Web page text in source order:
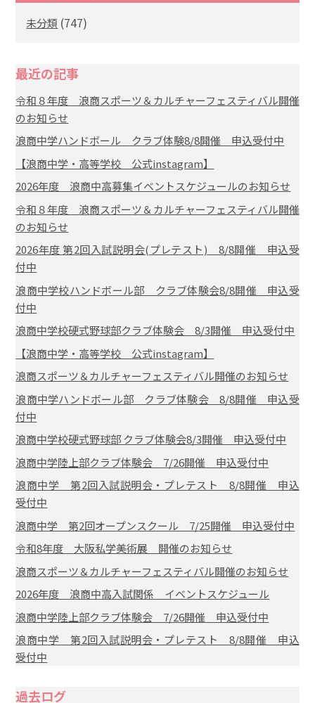
未分類 (747)
最近の記事
令和８年度 浪商スポーツ＆カルチャーフェスティバル開催
のお知らせ
浪商中学ハンドボール クラブ体験8/8開催 申込受付中
【浪商中学・高等学校 公式instagram】
2026年度 浪商中高募集イベントスケジュールのお知らせ
令和８年度 浪商スポーツ＆カルチャーフェスティバル開催
のお知らせ
2026年度 第2回入試説明会(プレテスト) 8/8開催 申込受
付中
浪商中学校ハンドボール部 クラブ体験会8/8開催 申込受
付中
浪商中学校硬式野球部クラブ体験会 8/3開催 申込受付中
【浪商中学・高等学校 公式instagram】
浪商スポーツ＆カルチャーフェスティバル開催のお知らせ
浪商中学ハンドボール部 クラブ体験会 8/8開催 申込受
付中
浪商中学校硬式野球部 クラブ体験会8/3開催 申込受付中
浪商中学陸上部クラブ体験会 7/26開催 申込受付中
浪商中学 第2回入試説明会・プレテスト 8/8開催 申込
受付中
浪商中学 第2回オープンスクール 7/25開催 申込受付中
令和8年度 大阪私学美術展 開催のお知らせ
浪商スポーツ＆カルチャーフェスティバル開催のお知らせ
2026年度 浪商中高入試関係 イベントスケジュール
浪商中学陸上部クラブ体験会 7/26開催 申込受付中
浪商中学 第2回入試説明会・プレテスト 8/8開催 申込
受付中
過去ログ